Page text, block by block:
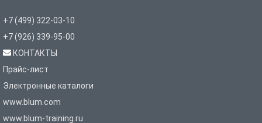
+7 (499) 322-03-10
+7 (926) 339-95-00
КОНТАКТЫ
Прайс-лист
Электронные каталоги
www.blum.com
www.blum-training.ru